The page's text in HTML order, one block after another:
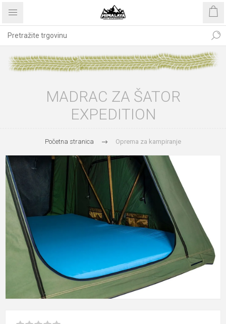
MADRAC ZA ŠATOR
EXPEDITION
Početna stranica Oprema za kampiranje